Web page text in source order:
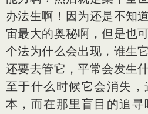
办法生啊！因为还是不知
宙最大的奥秘啊，但是也
个法为什么会出现，谁生
还要去管它，平常会发生
至于什么时候它会消失
本，而在那里盲目的追